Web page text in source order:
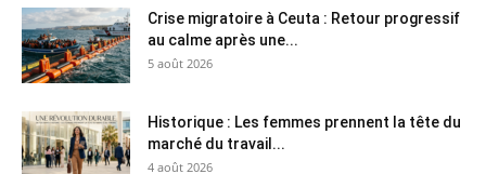
Crise migratoire à Ceuta : Retour progressif
au calme après une...
5 août 2026
Historique : Les femmes prennent la tête du
marché du travail...
4 août 2026